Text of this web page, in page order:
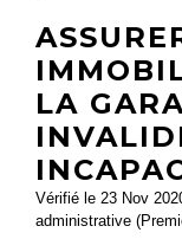
LA
Vérifié le 23 Nov
administrative